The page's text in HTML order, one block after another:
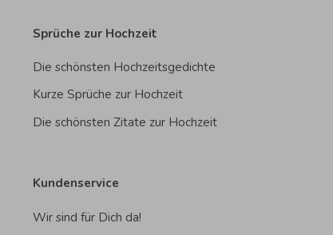
Sprüche zur Hochzeit
Die schönsten Hochzeitsgedichte
Kurze Sprüche zur Hochzeit
Die schönsten Zitate zur Hochzeit
Kundenservice
Wir sind für Dich da!